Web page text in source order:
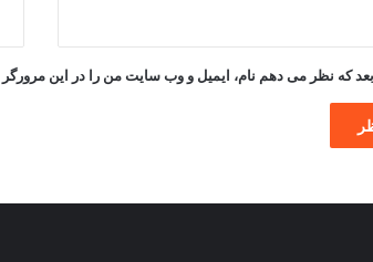
که نظر می دهم نام، ایمیل و وب سایت من را در این مرورگر